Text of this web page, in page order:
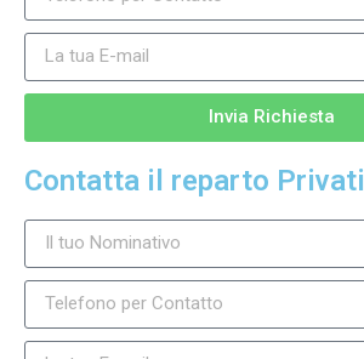
Invia Richiesta
Contatta il reparto Privati